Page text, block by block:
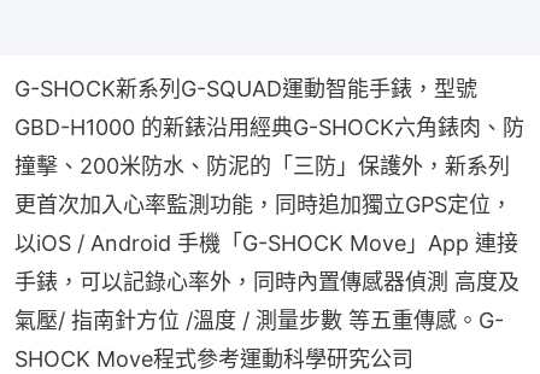
G-SHOCK新系列G-SQUAD運動智能手錶，型號
GBD-H1000 的新錶沿用經典G-SHOCK六角錶肉、防
撞擊、200米防水、防泥的「三防」保護外，新系列
更首次加入心率監測功能，同時追加獨立GPS定位，
以iOS / Android 手機「G-SHOCK Move」App 連接
手錶，可以記錄心率外，同時內置傳感器偵測 高度及
氣壓/ 指南針方位 /溫度 / 測量步數 等五重傳感。G-
SHOCK Move程式參考運動科學研究公司